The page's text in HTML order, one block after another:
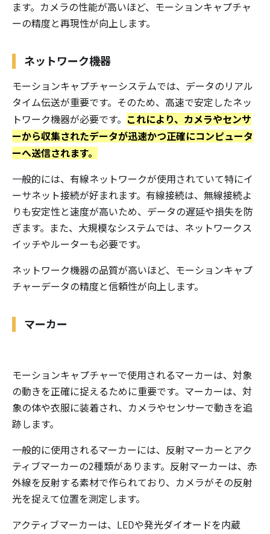
ます。カメラの性能が高いほど、モーションキャプチャ
ーの精度と再現性が向上します。
ネットワーク機器
モーションキャプチャーシステムでは、データのリアル
タイム伝送が重要です。そのため、高速で安定したネッ
トワーク機器が必要です。 これにより、カメラやセンサ
ーから収集されたデータが迅速かつ正確にコンピュータ
ーへ送信されます。
一般的には、有線ネットワークが使用されていて特にイ
ーサネット接続が好まれます。有線接続は、無線接続よ
りも安定性と速度が高いため、データの遅延や損失を防
ぎます。また、大規模なシステムでは、ネットワークス
イッチやルーターも必要です。
ネットワーク機器の品質が高いほど、モーションキャプ
チャーデータの精度と信頼性が向上します。
マーカー
モーションキャプチャーで使用されるマーカーは、対象
の動きを正確に捉えるために重要です。マーカーは、対
象の体や衣服に装着され、カメラやセンサーで動きを追
跡します。
一般的に使用されるマーカーには、反射マーカーとアク
ティブマーカーの2種類があります。反射マーカーは、赤
外線を反射する素材で作られており、カメラがその反射
光を捉えて位置を測定します。
アクティブマーカーは、LEDや発光ダイオードを内蔵